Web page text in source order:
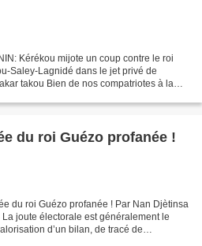
Kérékou mijote un coup contre le roi
Saley-Lagnidé dans le jet privé de
takou Bien de nos compatriotes à la
du roi Guézo profanée !
du roi Guézo profanée ! Par Nan Djètinsa
joute électorale est généralement le
d’un bilan, de tracé de